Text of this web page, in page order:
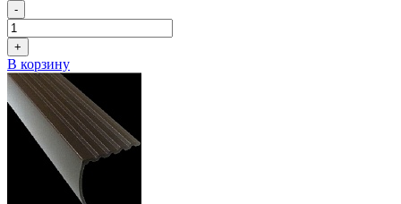
-
+
В корзину